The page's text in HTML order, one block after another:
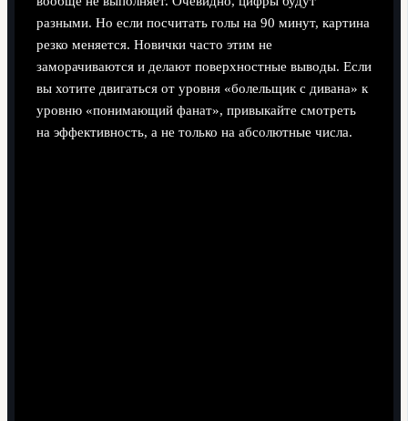
разными. Но если посчитать голы на 90 минут, картина
резко меняется. Новички часто этим не
заморачиваются и делают поверхностные выводы. Если
вы хотите двигаться от уровня «болельщик с дивана» к
уровню «понимающий фанат», привыкайте смотреть
на эффективность, а не только на абсолютные числа.